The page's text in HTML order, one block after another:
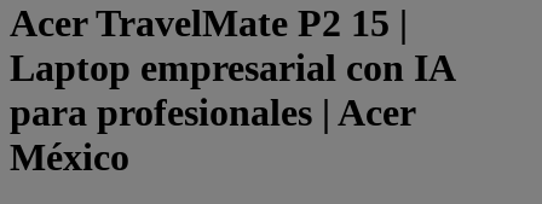
Acer TravelMate P2 15 |
Laptop empresarial con IA
para profesionales | Acer
México